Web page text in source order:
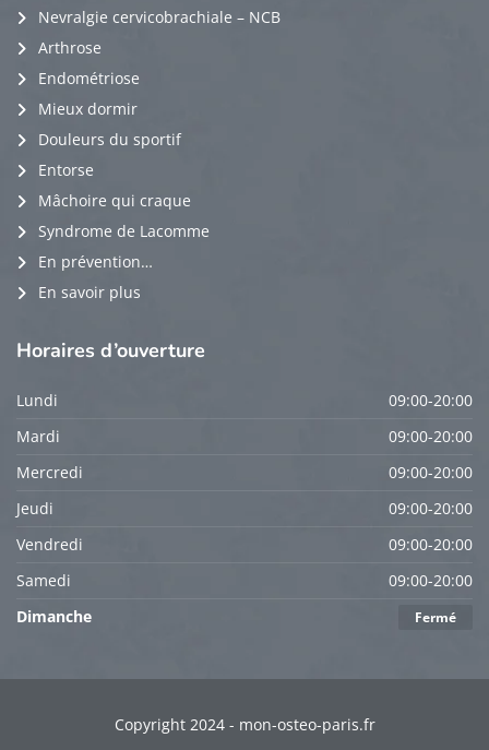
Nevralgie cervicobrachiale – NCB
Arthrose
Endométriose
Mieux dormir
Douleurs du sportif
Entorse
Mâchoire qui craque
Syndrome de Lacomme
En prévention…
En savoir plus
Horaires d’ouverture
Lundi
09:00-20:00
Mardi
09:00-20:00
Mercredi
09:00-20:00
Jeudi
09:00-20:00
Vendredi
09:00-20:00
Samedi
09:00-20:00
Dimanche
Fermé
Copyright 2024 - mon-osteo-paris.fr